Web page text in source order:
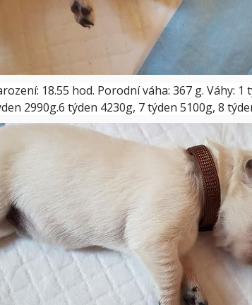
18.55 hod. Porodní váha: 367 g. Váhy:
2990g.6 týden 4230g, 7 týden 5100g, 8